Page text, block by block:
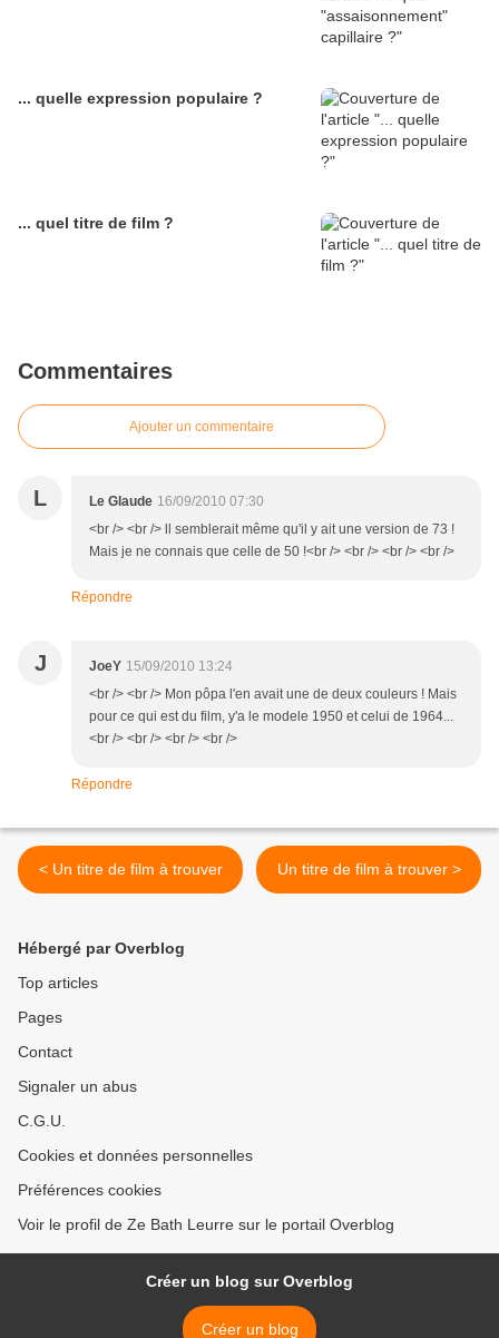
... quelle expression populaire ?
... quel titre de film ?
Commentaires
Ajouter un commentaire
L Le Glaude 16/09/2010 07:30
<br /> <br /> ll semblerait même qu'il y ait une version de 73 !
Mais je ne connais que celle de 50 !<br /> <br /> <br /> <br />
Répondre
J JoeY 15/09/2010 13:24
<br /> <br /> Mon pôpa l'en avait une de deux couleurs ! Mais
pour ce qui est du film, y'a le modele 1950 et celui de 1964...
<br /> <br /> <br /> <br />
Répondre
< Un titre de film à trouver Un titre de film à trouver >
Hébergé par Overblog
Top articles
Pages
Contact
Signaler un abus
C.G.U.
Cookies et données personnelles
Préférences cookies
Voir le profil de Ze Bath Leurre sur le portail Overblog
Créer un blog sur Overblog
Créer un blog